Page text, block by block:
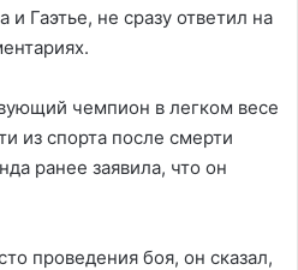
Гаэтье, не сразу ответил на
чемпион в легком весе
из спорта после смерти
ранее заявила, что он
проведения боя, он сказал,